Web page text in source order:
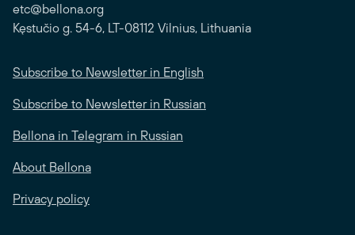
etc@bellona.org
Kęstučio g. 54-6, LT-08112 Vilnius, Lithuania
Subscribe to Newsletter in English
Subscribe to Newsletter in Russian
Bellona in Telegram in Russian
About Bellona
Privacy policy